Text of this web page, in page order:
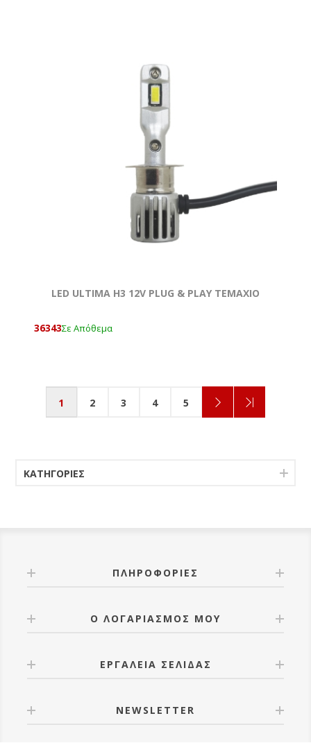
LED ULTIMA H3 12V PLUG & PLAY ΤΕΜΑΧΙΟ
36343Σε Απόθεμα
1 2 3 4 5
ΚΑΤΗΓΟΡΊΕΣ
ΠΛΗΡΟΦΟΡΊΕΣ
Ο ΛΟΓΑΡΙΑΣΜΌΣ ΜΟΥ
ΕΡΓΑΛΕΊΑ ΣΕΛΊΔΑΣ
NEWSLETTER